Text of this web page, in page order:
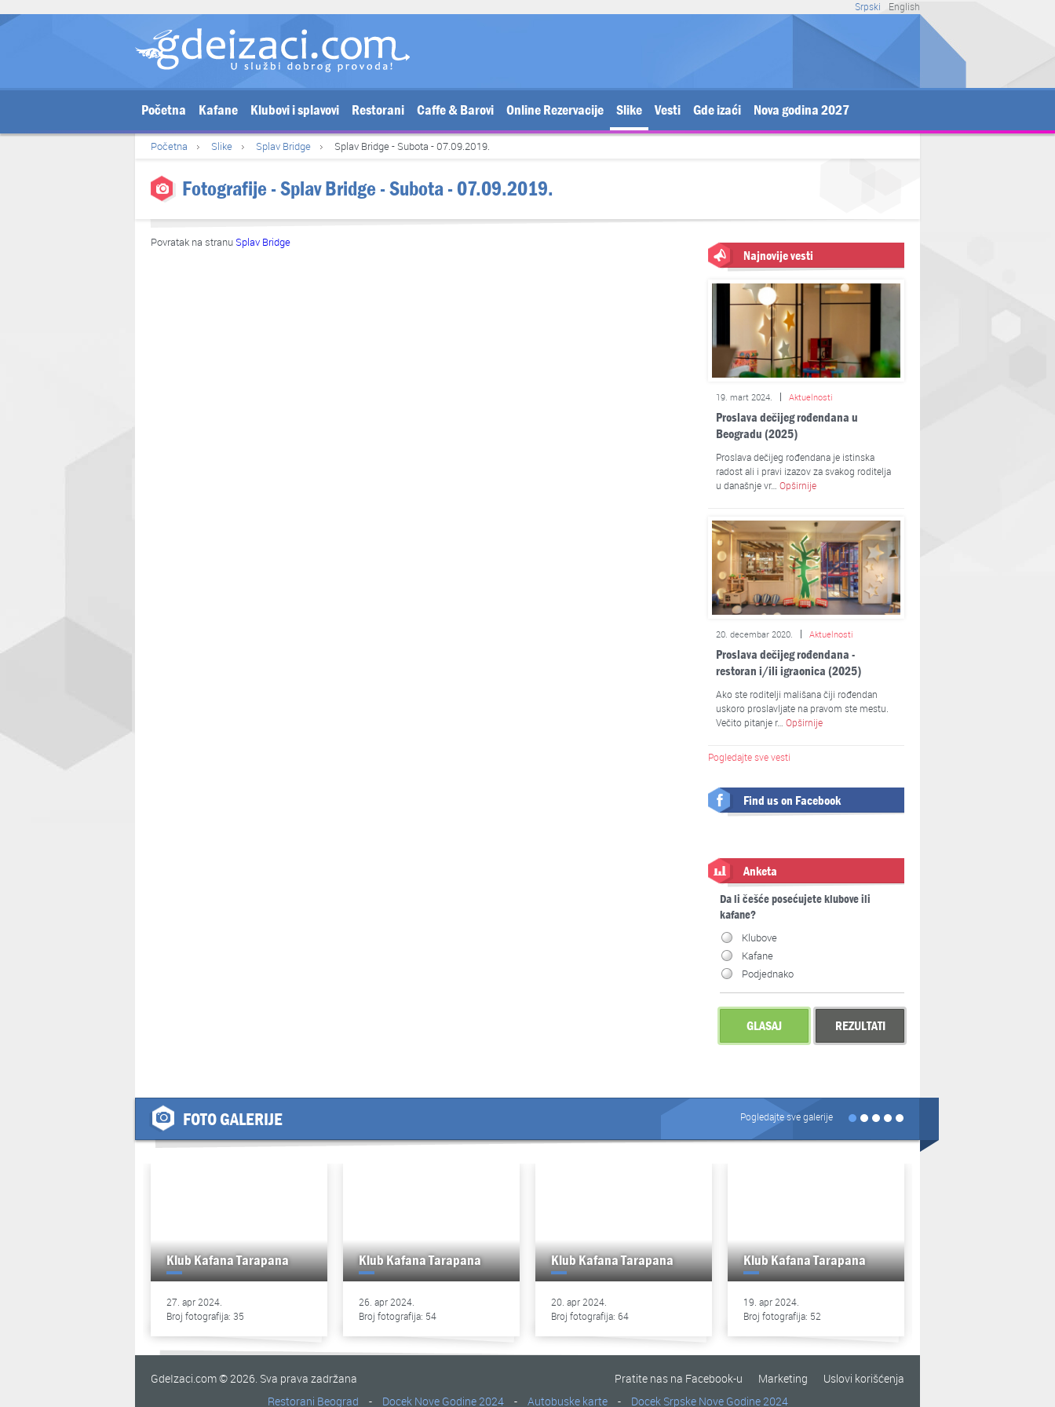
English
Srpski
Početna Kafane Klubovi i splavovi Restorani Caffe & Barovi Online Rezervacije Slike Vesti Gde izaći Nova godina 2027
Početna Slike Splav Bridge Splav Bridge - Subota - 07.09.2019.
Fotografije - Splav Bridge - Subota - 07.09.2019.
Povratak na stranu Splav Bridge
Najnovije vesti
19. mart 2024. Aktuelnosti
Proslava dečijeg rođendana u
Beogradu (2025)
Proslava dečijeg rođendana je istinska
radost ali i pravi izazov za svakog roditelja
u današnje vr… Opširnije
20. decembar 2020. Aktuelnosti
Proslava dečijeg rođendana -
restoran i/ili igraonica (2025)
Ako ste roditelji mališana čiji rođendan
uskoro proslavljate na pravom ste mestu.
Večito pitanje r… Opširnije
Pogledajte sve vesti
Find us on Facebook
Anketa
Da li češće posećujete klubove ili
kafane?
Klubove
Kafane
Podjednako
GLASAJ REZULTATI
FOTO GALERIJE Pogledajte sve galerije
Klub Kafana Tarapana
27. apr 2024.
Broj fotografija: 35
Klub Kafana Tarapana
26. apr 2024.
Broj fotografija: 54
Klub Kafana Tarapana
20. apr 2024.
Broj fotografija: 64
Klub Kafana Tarapana
19. apr 2024.
Broj fotografija: 52
GdeIzaci.com © 2026. Sva prava zadržana Uslovi korišćenja
Marketing
Pratite nas na Facebook-u
Restorani Beograd
- Docek Nove Godine 2024 - Autobuske karte - Docek Srpske Nove Godine 2024